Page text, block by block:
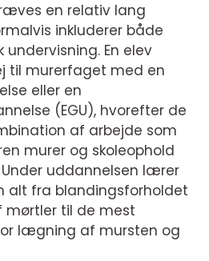
en relativ lang
inkluderer både
undervisning. En elev
til murerfaget med en
eller en
(EGU), hvorefter de
af arbejde som
murer og skoleophold
Under uddannelsen lærer
alt fra blandingsforholdet
mørtler til de mest
lægning af mursten og